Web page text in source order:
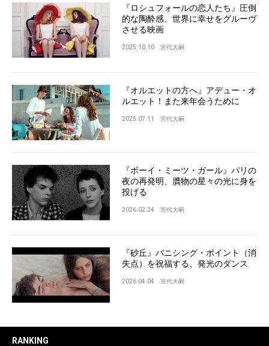
『ロシュフォールの恋人たち』圧倒
的な陶酔感、世界に幸せをグルーヴ
させる映画
2025.10.10 宮代大嗣
『オルエットの方へ』アデュー・オ
ルエット！また来年会うために
2025.07.11 宮代大嗣
『ボーイ・ミーツ・ガール』パリの
夜の再発明、贋物の星々の光に身を
投げる
2026.02.24 宮代大嗣
『砂丘』バニシング・ポイント（消
失点）を祝福する、発光のダンス
2026.04.04 宮代大嗣
RANKING